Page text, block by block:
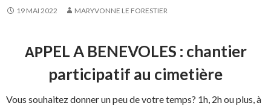
19 MAI 2022 MARYVONNE LE FORESTIER
APPEL A BENEVOLES : chantier
participatif au cimetière
Vous souhaitez donner un peu de votre temps? 1h, 2h ou plus, à